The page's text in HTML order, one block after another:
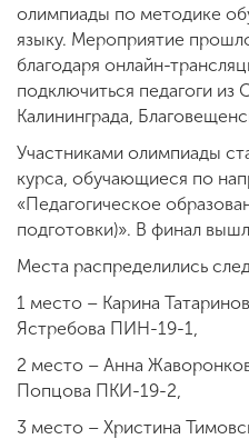
олимпиады по методике
языку. Мероприятие
благодаря онлайн-
подключиться педагоги из
Калининграда,
Участниками олимпиады
курса, обучающиеся по
«Педагогическое
подготовки)». В финал
Места распределились
1 место – Карина
Ястребова ПИН-19-1,
2 место – Анна
Попцова ПКИ-19-2,
3 место – Христина